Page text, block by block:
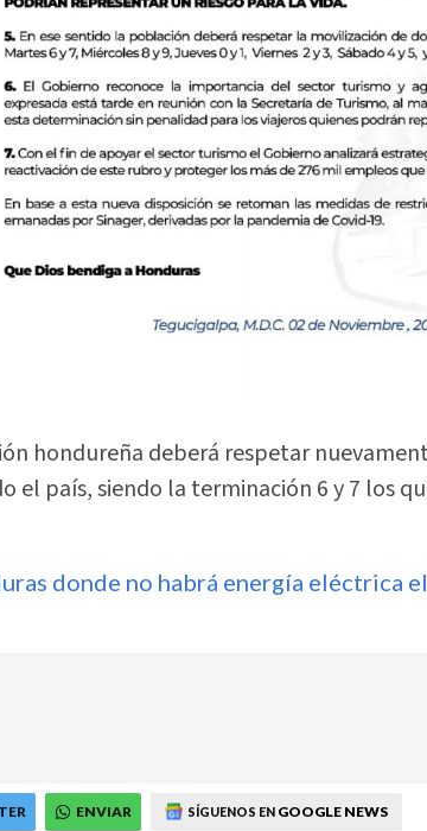
hondureña deberá respetar
el país, siendo la terminación 6 y 7 los
donde no habrá energía eléctrica
ENVIAR SÍGUENOS EN GOOGLE NEWS